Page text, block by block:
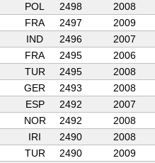
POL 2498
2008
FRA 2497
2009
IND 2496
2007
FRA 2495
2006
TUR 2495
2008
GER 2493
2008
ESP 2492
2007
NOR 2492
2008
IRI 2490
2008
TUR 2490
2009